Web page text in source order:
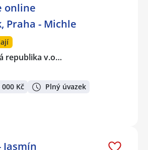
online
Praha - Michle
republika v.o…
Kč Plný úvazek